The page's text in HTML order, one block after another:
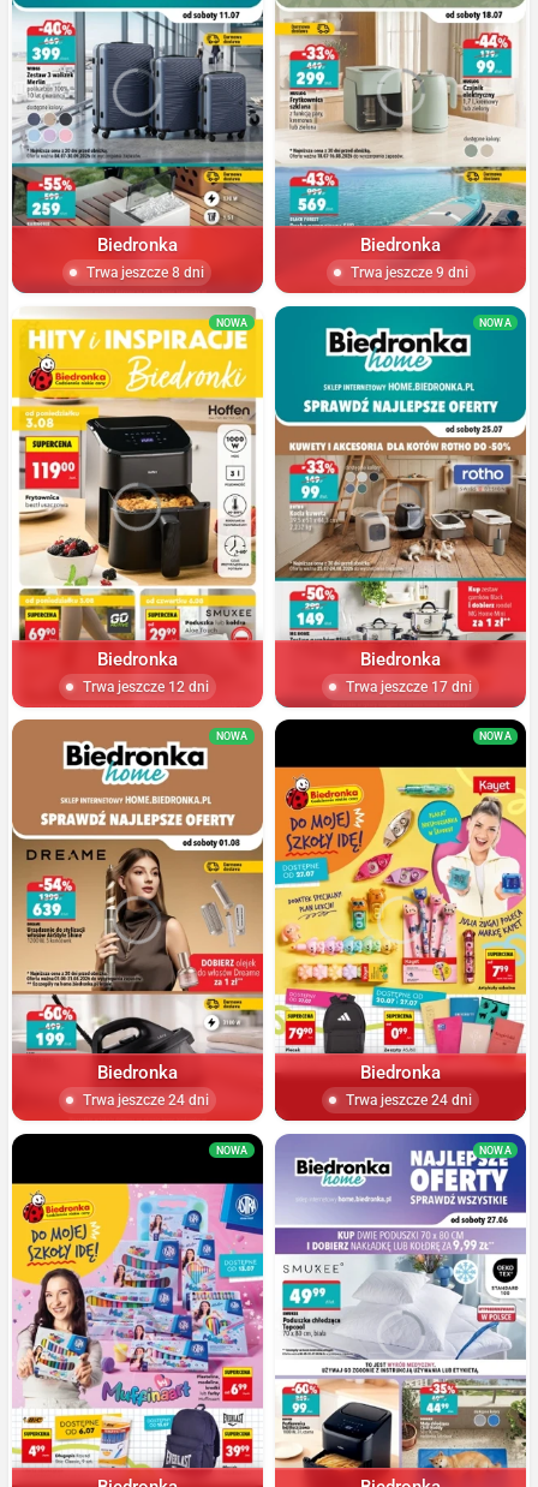
Biedronka
Trwa jeszcze 8 dni
Biedronka
Trwa jeszcze 9 dni
NOWA
Biedronka
Trwa jeszcze 12 dni
NOWA
Biedronka
Trwa jeszcze 17 dni
NOWA
Biedronka
Trwa jeszcze 24 dni
NOWA
Biedronka
Trwa jeszcze 24 dni
NOWA NOWA